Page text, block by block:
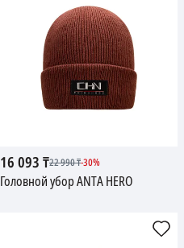
16 093₸22 990₸-30%
Головной убор ANTA HERO